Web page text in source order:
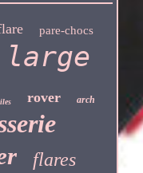
pare-chocs
large
rover arch
flares